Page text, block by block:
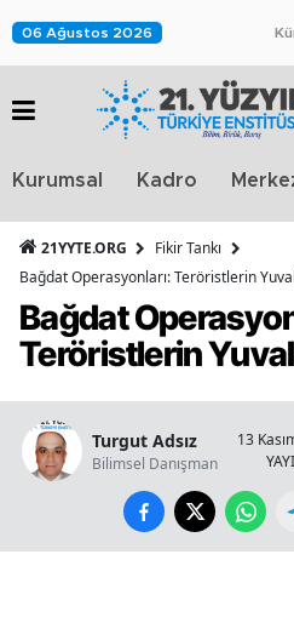
06 Ağustos 2026
Kurumsal Kadro
21YYTE.ORG
Fikir Tankı
Bağdat Operasyonları: Teröristlerin
Bağdat
Teröristlerin
Turgut Adsız
Bilimsel Danışman
13